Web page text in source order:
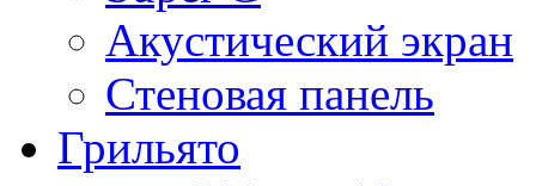
Акустический экран
Стеновая панель
Грильято